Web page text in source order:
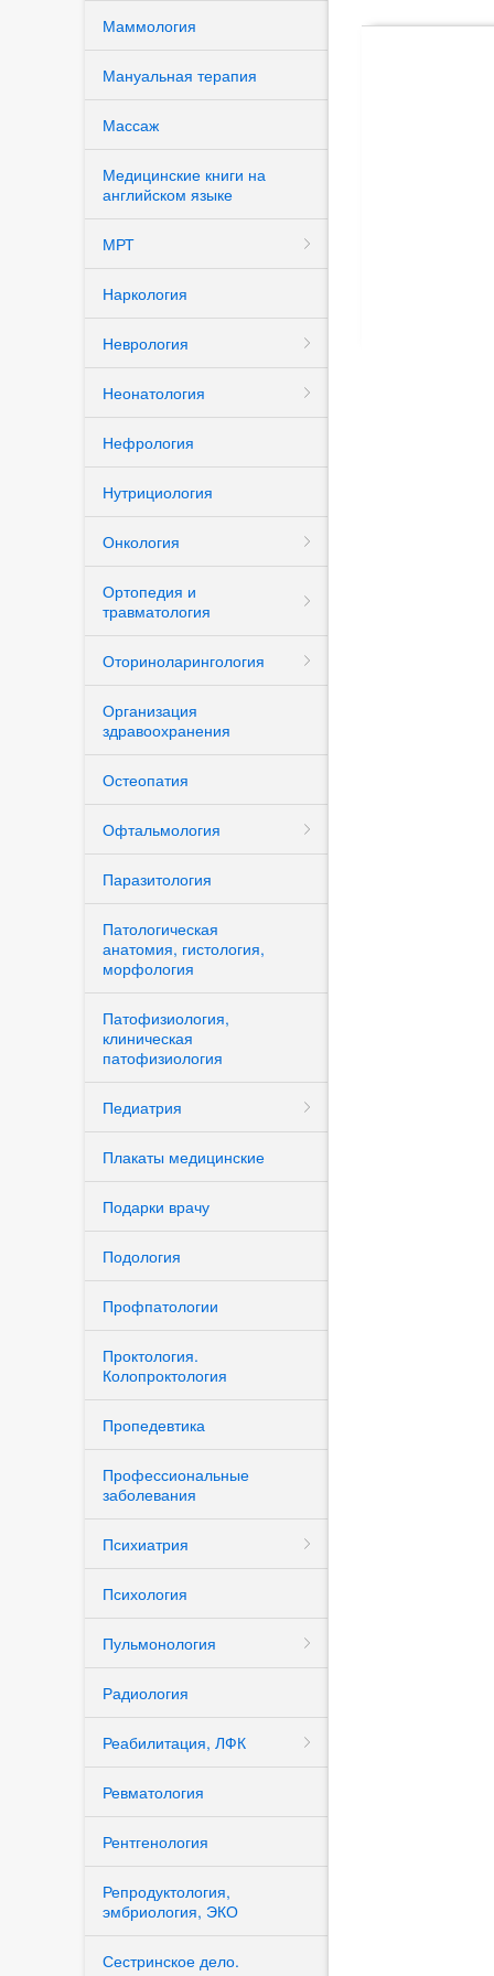
Маммология
Мануальная терапия
Массаж
Медицинские книги на
английском языке
МРТ
Наркология
Неврология
Неонатология
Нефрология
Нутрициология
Онкология
Ортопедия и
травматология
Оториноларингология
Организация
здравоохранения
Остеопатия
Офтальмология
Паразитология
Патологическая
анатомия, гистология,
морфология
Патофизиология,
клиническая
патофизиология
Педиатрия
Плакаты медицинские
Подарки врачу
Подология
Профпатологии
Проктология.
Колопроктология
Пропедевтика
Профессиональные
заболевания
Психиатрия
Психология
Пульмонология
Радиология
Реабилитация, ЛФК
Ревматология
Рентгенология
Репродуктология,
эмбриология, ЭКО
Сестринское дело.